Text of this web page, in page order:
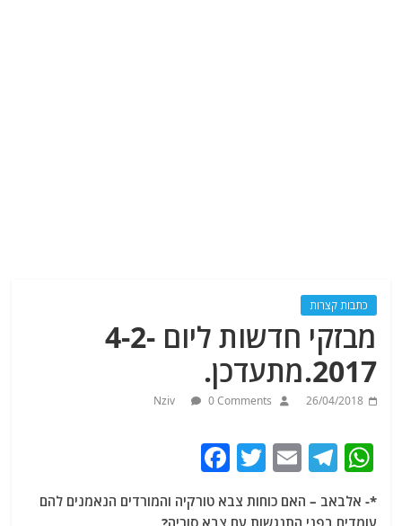
כתבות קצרות
מבזקי חדשות ליום 4-2-
2017.מתעדכן.
26/04/2018
Nziv 0 Comments
W
at
T
e
E
ai
T
itt
c
*- אלבאב – האם כוחות צבא טורקיה והמורדים הנאמנים להם
עומדים בפני התנגשות עם צבא סוריה?